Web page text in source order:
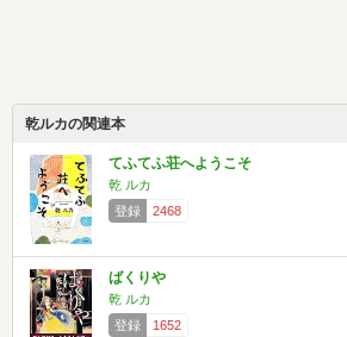
乾ルカの関連本
てふてふ荘へようこそ
乾 ルカ
登録
2468
ばくりや
乾 ルカ
登録
1652